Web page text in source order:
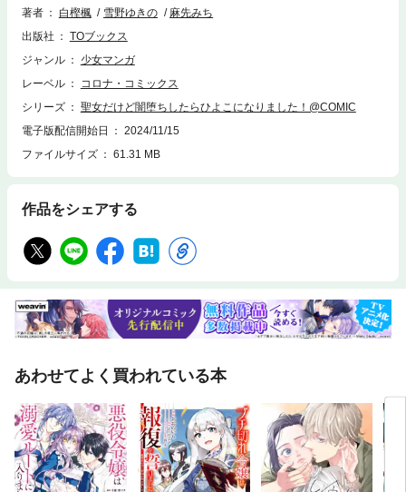
を眷属にすることを企んだ魔王によるうっかりミスであったが、ここから
もこボディで、魔王やドラゴン宰相、さらにはフェニックスまで、個性豊
かな魔界の仲間たちを次々に骨抜きにしていく。「我がそなたを育てよ
走ひよこ娘による、ほっこりぴよぴよファンタジー開幕！
著者 白樫楓 雪野ゆきの
麻先みち
出版社
TOブックス
ジャンル
少女マンガ
レーベル
コロナ・コミックス
シリーズ
聖女だけど闇堕ちしたらひよこになりました！@COMIC
電子版配信開始日
2024/11/15
ファイルサイズ
61.31 MB
作品をシェアする
あわせてよく買われている本